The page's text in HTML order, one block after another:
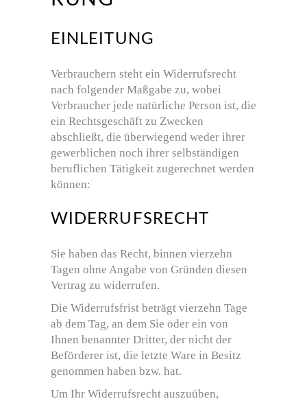
EINLEITUNG
Verbrauchern steht ein Widerrufsrecht
nach folgender Maßgabe zu, wobei
Verbraucher jede natürliche Person ist, die
ein Rechtsgeschäft zu Zwecken
abschließt, die überwiegend weder ihrer
gewerblichen noch ihrer selbständigen
beruflichen Tätigkeit zugerechnet werden
können:
WIDERRUFSRECHT
Sie haben das Recht, binnen vierzehn
Tagen ohne Angabe von Gründen diesen
Vertrag zu widerrufen.
Die Widerrufsfrist beträgt vierzehn Tage
ab dem Tag, an dem Sie oder ein von
Ihnen benannter Dritter, der nicht der
Beförderer ist, die letzte Ware in Besitz
genommen haben bzw. hat.
Um Ihr Widerrufsrecht auszuüben,